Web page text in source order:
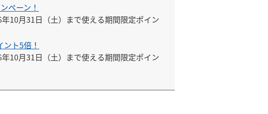
ペーン！
10月31日（土）まで使える期間限定ポイン
ト5倍！
10月31日（土）まで使える期間限定ポイン